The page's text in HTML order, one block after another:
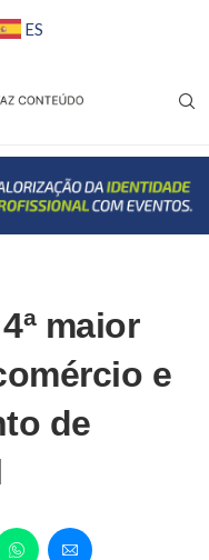
ES
maior
e
de